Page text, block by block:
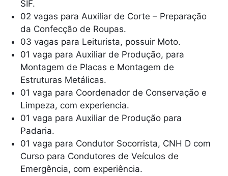
SIF.
02 vagas para Auxiliar de Corte – Preparação
da Confecção de Roupas.
03 vagas para Leiturista, possuir Moto.
01 vaga para Auxiliar de Produção, para
Montagem de Placas e Montagem de
Estruturas Metálicas.
01 vaga para Coordenador de Conservação e
Limpeza, com experiencia.
01 vaga para Auxiliar de Produção para
Padaria.
01 vaga para Condutor Socorrista, CNH D com
Curso para Condutores de Veículos de
Emergência, com experiência.